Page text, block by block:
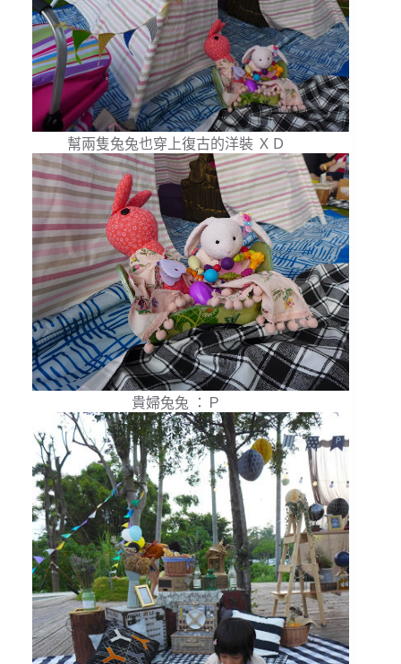
幫兩隻兔兔也穿上復古的洋裝 ＸＤ
貴婦兔兔 ：Ｐ